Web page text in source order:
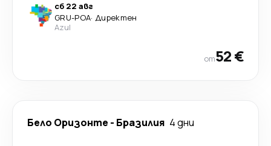
сб 22 авг
GRU-POA· Директен
Azul
от52 €
Бело Оризонте - Бразилия 4 дни